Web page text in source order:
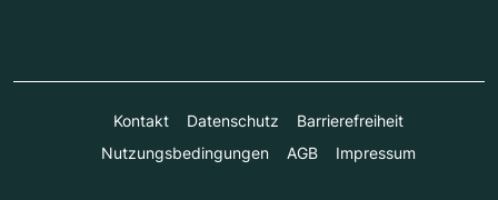
Kontakt Datenschutz
Barrierefreiheit
Nutzungsbedingungen
AGB Impressum